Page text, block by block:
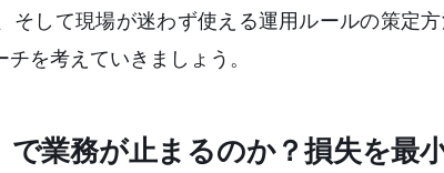
そして現場が迷わず使える運用ルールの策定
を考えていきましょう。
で業務が止まるのか？損失を最